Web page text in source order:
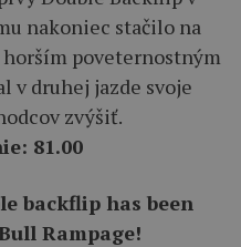
nakoniec stačilo na
poveternostným
v druhej jazde svoje
zvýšiť.
81.00
backflip has been
Rampage!